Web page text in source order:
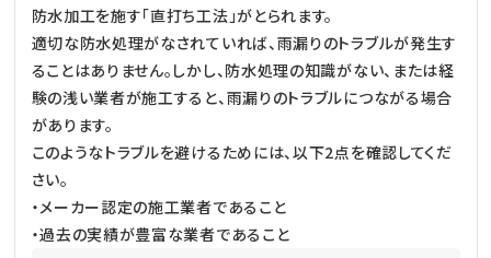
防水加工を施す「直打ち工法」がとられます。
適切な防水処理がなされていれば、雨漏りのトラブルが発生す
ることはありません。しかし、防水処理の知識がない、または経
験の浅い業者が施工すると、雨漏りのトラブルにつながる場合
があります。
このようなトラブルを避けるためには、以下2点を確認してくだ
さい。
・メーカー認定の施工業者であること
・過去の実績が豊富な業者であること